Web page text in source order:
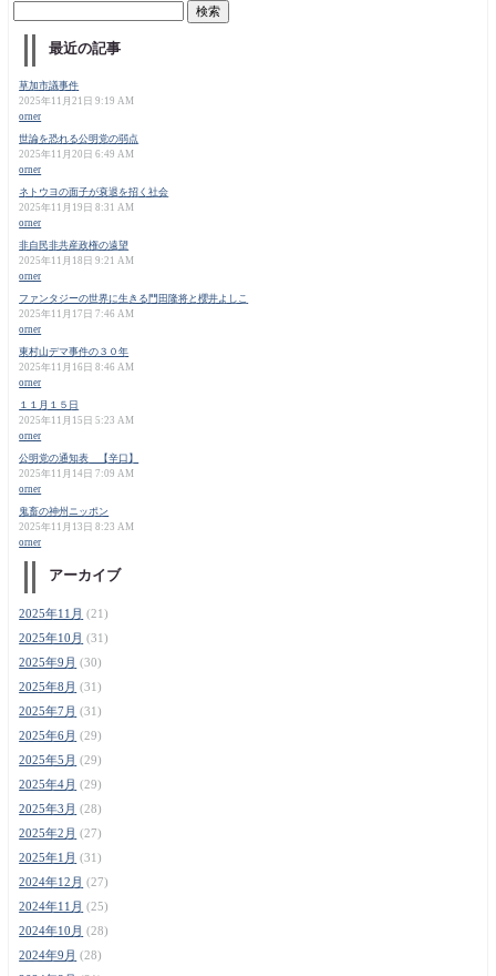
最近の記事
草加市議事件
2025年11月21日 9:19 AM
orner
世論を恐れる公明党の弱点
2025年11月20日 6:49 AM
orner
ネトウヨの面子が衰退を招く社会
2025年11月19日 8:31 AM
orner
非自民非共産政権の遠望
2025年11月18日 9:21 AM
orner
ファンタジーの世界に生きる門田隆将と櫻井よしこ
2025年11月17日 7:46 AM
orner
東村山デマ事件の３０年
2025年11月16日 8:46 AM
orner
１１月１５日
2025年11月15日 5:23 AM
orner
公明党の通知表 【辛口】
2025年11月14日 7:09 AM
orner
鬼畜の神州ニッポン
2025年11月13日 8:23 AM
orner
アーカイブ
2025年11月 (21)
2025年10月 (31)
2025年9月 (30)
2025年8月 (31)
2025年7月 (31)
2025年6月 (29)
2025年5月 (29)
2025年4月 (29)
2025年3月 (28)
2025年2月 (27)
2025年1月 (31)
2024年12月 (27)
2024年11月 (25)
2024年10月 (28)
2024年9月 (28)